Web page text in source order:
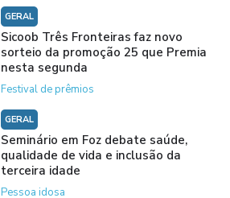
GERAL
Sicoob Três Fronteiras faz novo
sorteio da promoção 25 que Premia
nesta segunda
Festival de prêmios
GERAL
Seminário em Foz debate saúde,
qualidade de vida e inclusão da
terceira idade
Pessoa idosa